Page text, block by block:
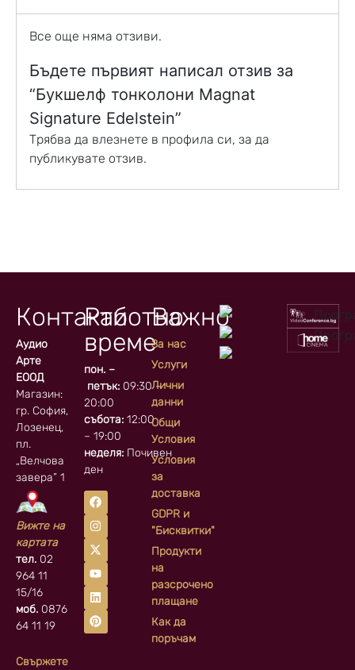
Все още няма отзиви.
Бъдете първият написал отзив за
“Букшелф тонколони Magnat
Signature Edelstein”
Трябва да влезнете в профила си, за да
публикувате отзив.
Контакти
Аудио
Арте
ЕООД
Магазин:
гр. София, кв.
Лозенец,
пл.
„Велчова
завера” 1
Вижте на
картата
тел. 02
964 11
15/16
моб. 0876
64 11 19
Свържете
Работно
време
пон. –
петък:09:30 –
20:00
събота:12:00
– 19:00
неделя:Почивен
ден
Важно
За нас
Услуги
Лични
данни
Общи
Условия
Условия
за
доставка
GDPR и
"Бисквитки"
Продукти
на
разсрочено
плащане
Как да
поръчам